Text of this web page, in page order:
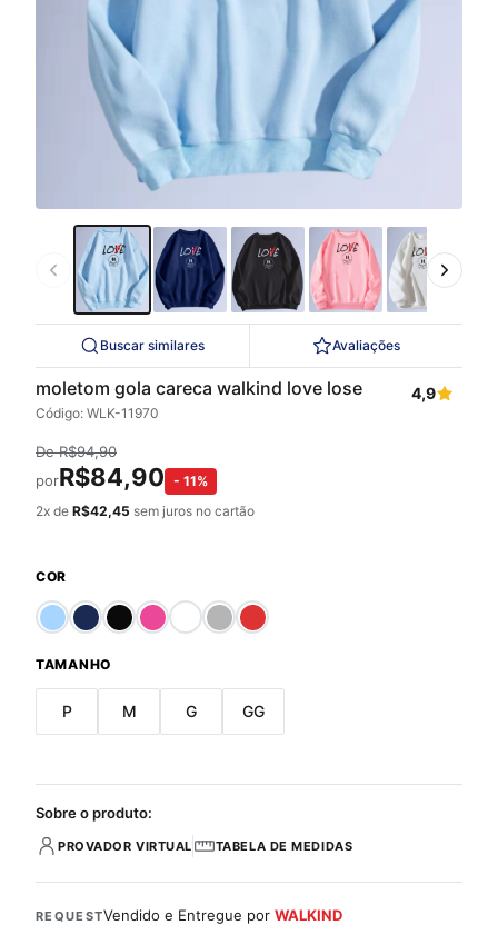
Buscar similares Avaliações
moletom gola careca walkind love lose
Código: WLK-11970
4,9
DeR$94,90
porR$84,90 - 11%
2x de R$42,45 sem juros no cartão
COR
TAMANHO
P M G GG
Sobre o produto:
PROVADOR VIRTUAL TABELA DE MEDIDAS
REQUESTVendido e Entregue porWALKIND